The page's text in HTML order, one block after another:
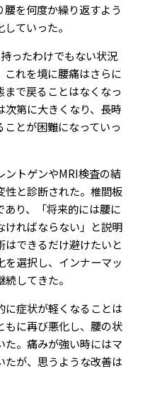
を何度か繰り返すよう
ていった。
ったわけでもない状況
れを境に腰痛はさらに
で戻ることはなくなっ
第に大きくなり、長時
とが困難になっていっ
ントゲンやMRI検査の結
性と診断された。椎間板
り、「将来的には腰に
ければならない」と説明
できるだけ避けたいと
選択し、インナーマッ
してきた。
に症状が軽くなることは
もに再び悪化し、腰の状
た。痛みが強い時にはマ
たが、思うような改善は